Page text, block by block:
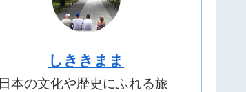
しききまま
日本の文化や歴史にふれる旅